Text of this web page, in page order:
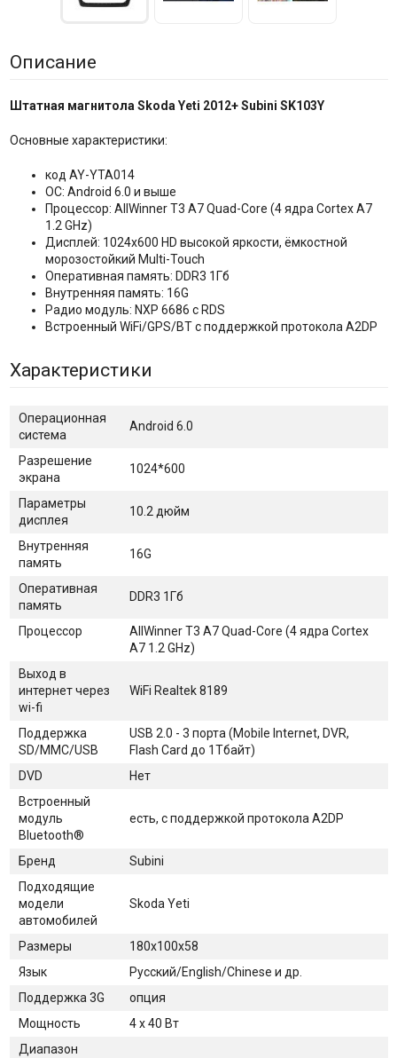
Описание
Штатная магнитола Skoda Yeti 2012+ Subini SK103Y
Основные характеристики:
код AY-YTA014
ОС: Android 6.0 и выше
Процессор: AllWinner T3 A7 Quad-Core (4 ядра Сortex A7
1.2 GHz)
Дисплей: 1024x600 HD высокой яркости, ёмкостной
морозостойкий Multi-Touch
Оперативная память: DDR3 1Гб
Внутренняя память: 16G
Радио модуль: NXP 6686 с RDS
Встроенный WiFi/GPS/BT с поддержкой протокола A2DP
Характеристики
Операционная
система
Android 6.0
Разрешение
экрана
1024*600
Параметры
дисплея
10.2 дюйм
Внутренняя
память
16G
Оперативная
память
DDR3 1Гб
Процессор
AllWinner T3 A7 Quad-Core (4 ядра Сortex
A7 1.2 GHz)
Выход в
интернет через
wi-fi
WiFi Realtek 8189
Поддержка
SD/MMC/USB
USB 2.0 - 3 порта (Mobile Internet, DVR,
Flash Card до 1Тбайт)
DVD
Нет
Встроенный
модуль
Bluetooth®
есть, с поддержкой протокола A2DP
Бренд
Subini
Подходящие
модели
автомобилей
Skoda Yeti
Размеры
180х100х58
Язык
Русский/English/Chinese и др.
Поддержка 3G
опция
Мощность
4 x 40 Вт
Диапазон